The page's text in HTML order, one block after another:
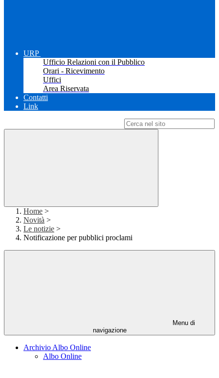
URP
Ufficio Relazioni con il Pubblico
Orari - Ricevimento
Uffici
Area Riservata
Contatti
Link
Home >
Novità >
Le notizie >
Notificazione per pubblici proclami
Menu di
navigazione
Archivio Albo Online
Albo Online